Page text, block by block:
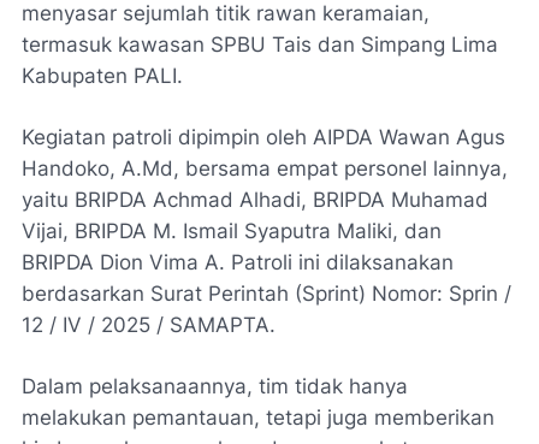
menyasar sejumlah titik rawan keramaian,
termasuk kawasan SPBU Tais dan Simpang Lima
Kabupaten PALI.
Kegiatan patroli dipimpin oleh AIPDA Wawan Agus
Handoko, A.Md, bersama empat personel lainnya,
yaitu BRIPDA Achmad Alhadi, BRIPDA Muhamad
Vijai, BRIPDA M. Ismail Syaputra Maliki, dan
BRIPDA Dion Vima A. Patroli ini dilaksanakan
berdasarkan Surat Perintah (Sprint) Nomor: Sprin /
12 / IV / 2025 / SAMAPTA.
Dalam pelaksanaannya, tim tidak hanya
melakukan pemantauan, tetapi juga memberikan